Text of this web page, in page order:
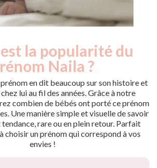
la popularité du
Naila ?
en dit beaucoup sur son histoire et
lui au fil des années. Grâce à notre
combien de bébés ont porté ce prénom
Une manière simple et visuelle de savoir
rare ou en plein retour. Parfait
choisir un prénom qui correspond à vos
envies !